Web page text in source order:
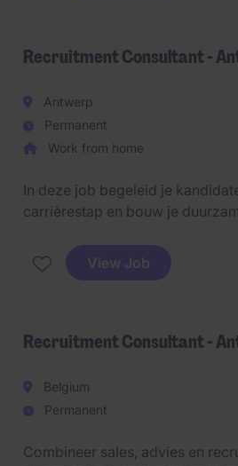
Recruitment Consultant -
Antwerp
Permanent
Work from home
In deze job begeleid je
carrièrestap en bouw je
development, recruitment en
en kandidaten succesvol met
View Job
Recruitment Consultant -
Belgium
Permanent
Combineer sales, advies en